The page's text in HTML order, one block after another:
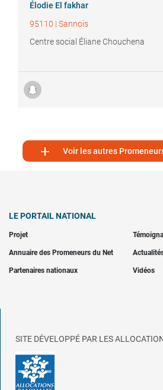
Élodie El fakhar
95110 | Sannois
Centre social Éliane Chouchena
 Voir les autres
LE PORTAIL NATIONAL
Projet
Annuaire des Promeneurs du Net
Partenaires nationaux Vidéos
SITE DÉVELOPPÉ PAR LES